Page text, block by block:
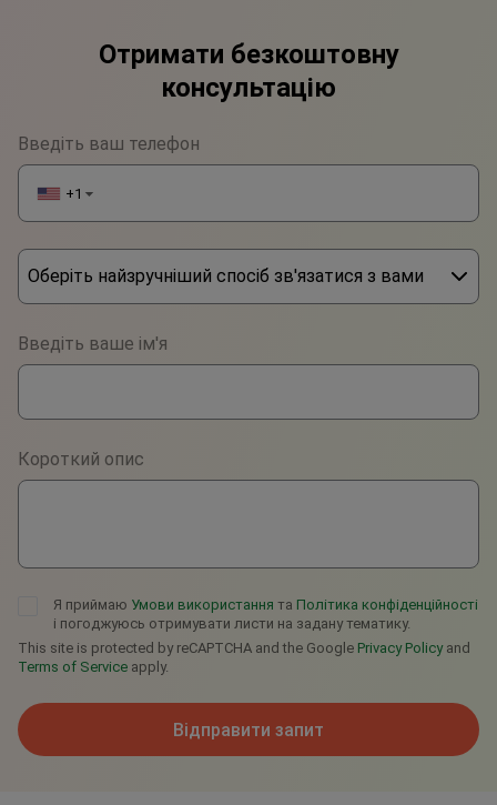
Отримати безкоштовну
консультацію
Введіть ваш телефон
+1 ▼
Оберіть найзручніший спосіб зв'язатися з вами
WhatsApp
Viber
Telegram
Введіть ваше ім'я
Короткий опис
Я приймаю Умови використання та Політика конфіденційності
і погоджуюсь отримувати листи на задану тематику.
This site is protected by reCAPTCHA and the Google Privacy Policyand
Terms of Service apply.
Відправити запит